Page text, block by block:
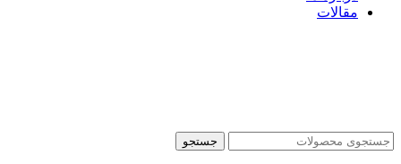
مقالات
جستجو